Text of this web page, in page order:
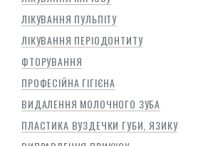
ЛІКУВАННЯ ПУЛЬПІТУ
ЛІКУВАННЯ ПЕРІОДОНТИТУ
ФТОРУВАННЯ
ПРОФЕСІЙНА ГІГІЄНА
ВИДАЛЕННЯ МОЛОЧНОГО ЗУБА
ПЛАСТИКА ВУЗДЕЧКИ ГУБИ, ЯЗИКУ